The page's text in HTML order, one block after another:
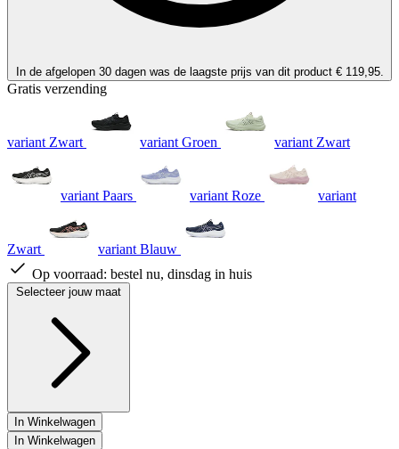
In de afgelopen 30 dagen was de laagste prijs van dit product € 119,95.
Gratis verzending
variant Zwart variant Groen variant Zwart
variant Paars variant Roze variant
Zwart
variant Blauw
Op voorraad: bestel nu, dinsdag in huis
Selecteer jouw maat
In Winkelwagen
In Winkelwagen